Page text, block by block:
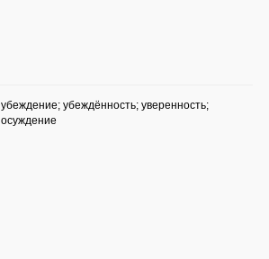
убеждение; убеждённость; уверенность;
осуждение